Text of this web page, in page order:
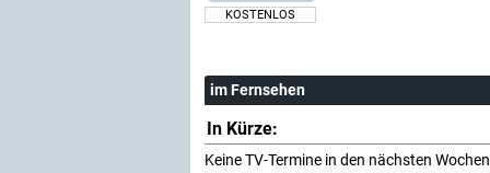
KOSTENLOS
im Fernsehen
In Kürze:
Keine TV-Termine in den nächsten